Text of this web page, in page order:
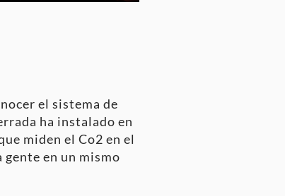
el sistema de
ha instalado en
miden el Co2 en el
en un mismo